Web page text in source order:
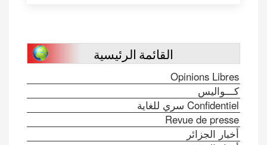
القائمة الرئيسية
Opinions Libres
كـــواليس
Confidentiel سري للغاية
Revue de presse
أخبار الجزائر